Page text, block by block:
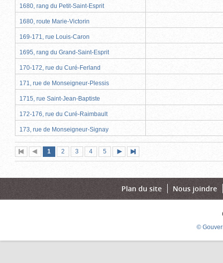
1680, rang du Petit-Saint-Esprit
1680, route Marie-Victorin
169-171, rue Louis-Caron
1695, rang du Grand-Saint-Esprit
170-172, rue du Curé-Ferland
171, rue de Monseigneur-Plessis
1715, rue Saint-Jean-Baptiste
172-176, rue du Curé-Raimbault
173, rue de Monseigneur-Signay
Première
page
Page
précédente
Page
1 (page
actuelle)
Page
2 Page
3 Page
4 Page
5
suivante
page
Plan du site Nous joindre
©